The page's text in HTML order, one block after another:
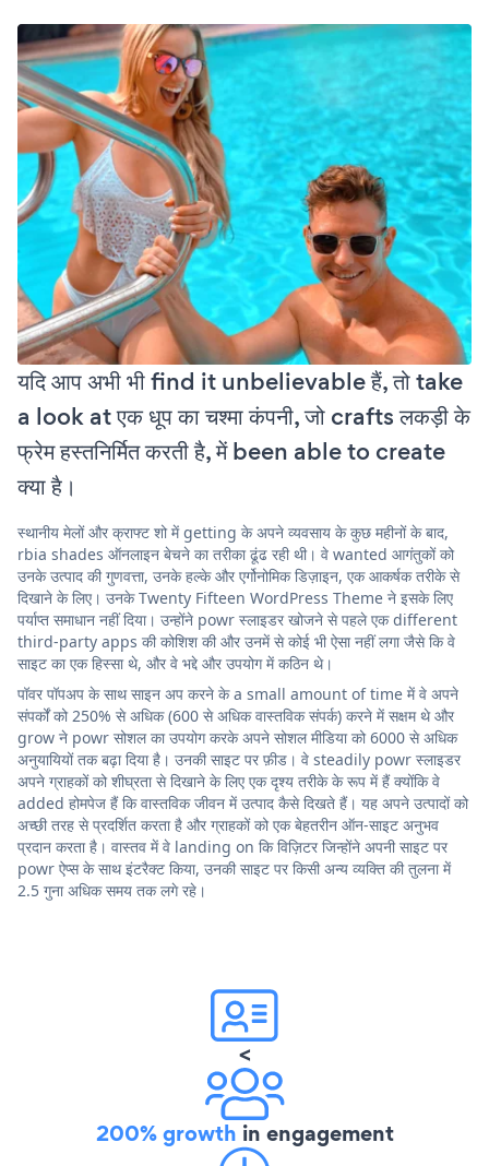
यदि आप अभी भी find it unbelievable हैं, तो take
a look at एक धूप का चश्मा कंपनी, जो crafts लकड़ी के
फ्रेम हस्तनिर्मित करती है, में been able to create
क्या है।
स्थानीय मेलों और क्राफ्ट शो में getting के अपने व्यवसाय के कुछ महीनों के बाद,
rbia shades ऑनलाइन बेचने का तरीका ढूंढ रही थी। वे wanted आगंतुकों को
उनके उत्पाद की गुणवत्ता, उनके हल्के और एर्गोनोमिक डिज़ाइन, एक आकर्षक तरीके से
दिखाने के लिए। उनके Twenty Fifteen WordPress Theme ने इसके लिए
पर्याप्त समाधान नहीं दिया। उन्होंने powr स्लाइडर खोजने से पहले एक different
third-party apps की कोशिश की और उनमें से कोई भी ऐसा नहीं लगा जैसे कि वे
साइट का एक हिस्सा थे, और वे भद्दे और उपयोग में कठिन थे।
पॉवर पॉपअप के साथ साइन अप करने के a small amount of time में वे अपने
संपर्कों को 250% से अधिक (600 से अधिक वास्तविक संपर्क) करने में सक्षम थे और
grow ने powr सोशल का उपयोग करके अपने सोशल मीडिया को 6000 से अधिक
अनुयायियों तक बढ़ा दिया है। उनकी साइट पर फ़ीड। वे steadily powr स्लाइडर
अपने ग्राहकों को शीघ्रता से दिखाने के लिए एक दृश्य तरीके के रूप में हैं क्योंकि वे
added होमपेज हैं कि वास्तविक जीवन में उत्पाद कैसे दिखते हैं। यह अपने उत्पादों को
अच्छी तरह से प्रदर्शित करता है और ग्राहकों को एक बेहतरीन ऑन-साइट अनुभव
प्रदान करता है। वास्तव में वे landing on कि विज़िटर जिन्होंने अपनी साइट पर
powr ऐप्स के साथ इंटरैक्ट किया, उनकी साइट पर किसी अन्य व्यक्ति की तुलना में
2.5 गुना अधिक समय तक लगे रहे।
<
200% growth in engagement